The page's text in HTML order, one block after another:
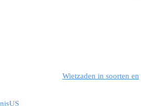
Wietzaden in soorten en
US